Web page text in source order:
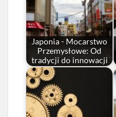
Japonia - Mocarstwo
Przemysłowe: Od
tradycji do innowacji